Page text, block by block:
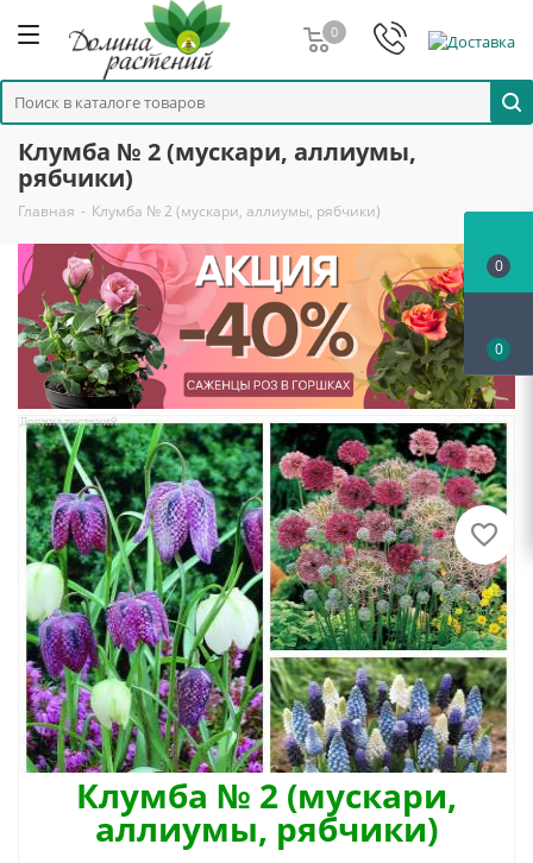
0
Клумба № 2 (мускари, аллиумы,
рябчики)
Главная - Клумба № 2 (мускари, аллиумы, рябчики)
Клумба № 2 (мускари,
аллиумы, рябчики)
0
0